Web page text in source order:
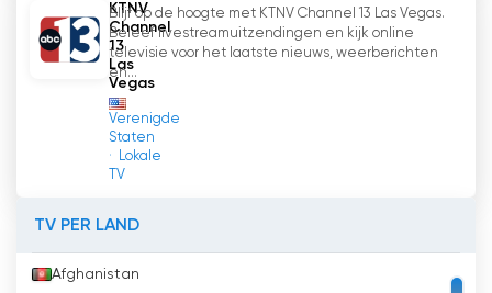
KTNV
Channel
13
Las
Vegas
Verenigde
Staten
Lokale
TV
Blijf op de hoogte met KTNV Channel 13 Las Vegas.
Beleef livestreamuitzendingen en kijk online
televisie voor het laatste nieuws, weerberichten
en...
TV PER LAND
Afghanistan